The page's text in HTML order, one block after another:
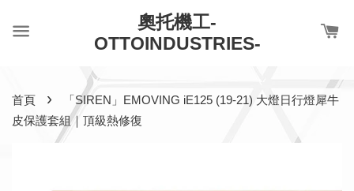
奧托機工-
OTTOINDUSTRIES-
首頁 ›
「SIREN」EMOVING iE125 (19-21) 大燈日行燈犀牛
皮保護套組｜頂級熱修復